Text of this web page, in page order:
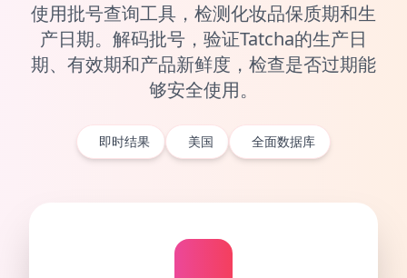
使用批号查询工具，检测化妆品保质期和生
产日期。解码批号，验证Tatcha的生产日
期、有效期和产品新鲜度，检查是否过期能
够安全使用。
即时结果 美国 全面数据库